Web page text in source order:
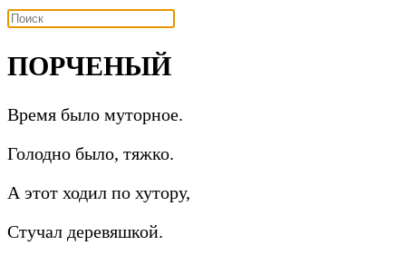
ПОРЧЕНЫЙ
Время было муторное.
Голодно было, тяжко.
А этот ходил по хутору,
Стучал деревяшкой.